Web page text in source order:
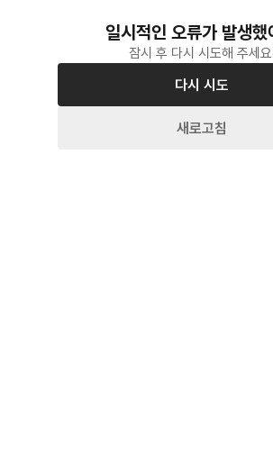
일시적인 오류가 발생했
잠시 후 다시 시도해 주세
다시 시도
새로고침